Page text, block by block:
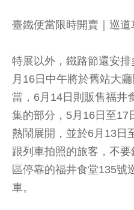
臺鐵便當限時開賣｜巡
特展以外，鐵路節還安
月16日中午將於舊站大
當，6月14日則販售福井
集的部分，5月16日至17
熱鬧展開，並於6月13日
跟列車拍照的旅客，不
區停靠的福井食堂135號
車。